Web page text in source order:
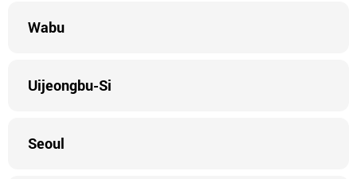
Wabu
Uijeongbu-Si
Seoul